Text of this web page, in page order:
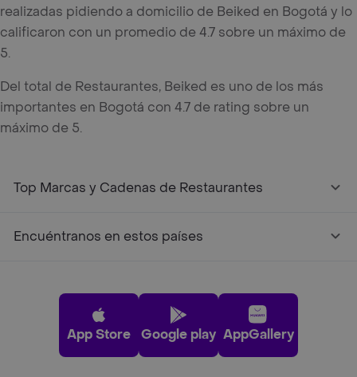
realizadas pidiendo a domicilio de Beiked en Bogotá y lo
calificaron con un promedio de 4.7 sobre un máximo de
5.
Del total de Restaurantes, Beiked es uno de los más
importantes en Bogotá con 4.7 de rating sobre un
máximo de 5.
Top Marcas y Cadenas de Restaurantes
Encuéntranos en estos países
App Store Google play AppGallery